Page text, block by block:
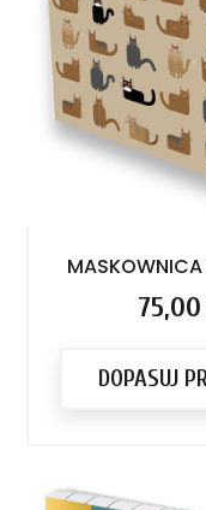
MASKOWNICA
Cena
75,00
DOPASUJ